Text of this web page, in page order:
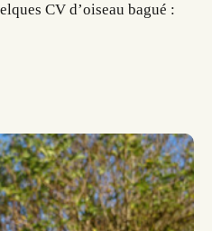
CV d’oiseau bagué :